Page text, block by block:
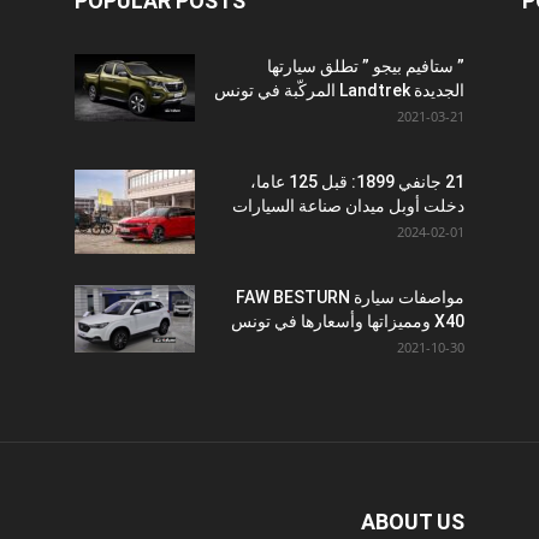
” ستافيم بيجو ” تطلق سيارتها
الجديدة Landtrek المركّبة في تونس
2021-03-21
21 جانفي 1899: قبل 125 عاما،
دخلت أوبل ميدان صناعة السيارات
2024-02-01
مواصفات سيارة FAW BESTURN
X40 ومميزاتها وأسعارها في تونس
2021-10-30
ABOUT US